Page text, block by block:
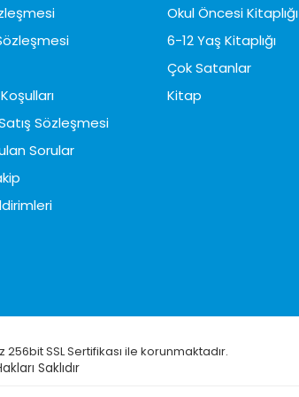
Sözleşmesi
Sorular
Okul Öncesi Kitaplığı
6-12 Yaş Kitaplığı
Çok Satanlar
Kitap
256bit SSL Sertifikası ile korunmaktadır.
Saklıdır